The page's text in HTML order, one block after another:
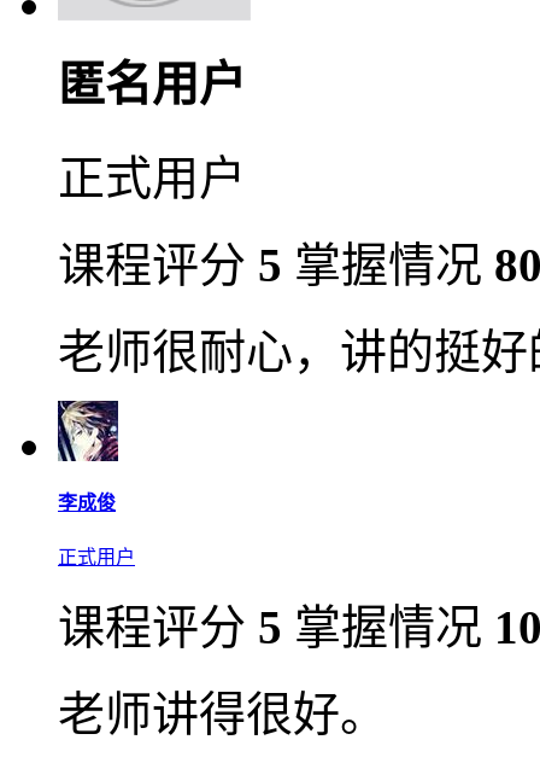
匿名用户
正式用户
课程评分 5 掌握情况
老师很耐心，讲的挺
李成俊
正式用户
课程评分 5 掌握情况
老师讲得很好。